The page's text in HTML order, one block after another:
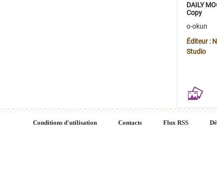
DAILY
Copy
o-okun
Éditeur :
Studio
Conditions d'utilisation Contacts Flux RSS